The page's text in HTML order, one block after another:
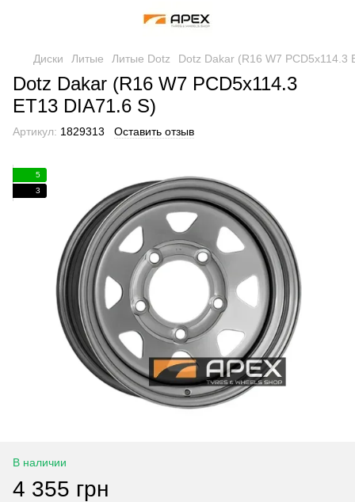
Диски Литые Литые Dotz Dotz Dakar (R16 W7 PCD5x114.3
Dotz Dakar (R16 W7 PCD5x114.3
ET13 DIA71.6 S)
Артикул: 1829313 Оставить отзыв
5
3
В наличии
4 355 грн